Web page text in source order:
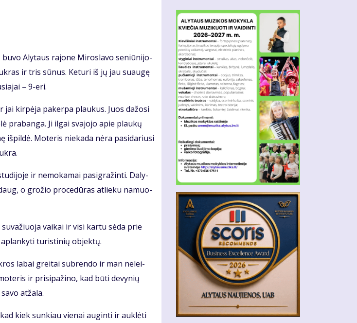
Aly­taus ra­jo­ne Mi­ros­la­vo se­niū­ni­jo­
ir tris sū­nus. Ke­tu­ri iš jų jau su­au­gę
– 9-eri.
kir­pė­ja pa­ker­pa plau­kus. Juos da­žo­si
pra­ban­ga. Ji il­gai sva­jo­jo apie plau­kų
iš­pil­dė. Mo­te­ris nie­ka­da nė­ra pa­si­da­riu­si
ir ne­mo­ka­mai pa­sig­ra­žin­ti. Da­ly­
o gro­žio pro­ce­dū­ras at­lie­ku na­muo­
vai­kai ir vi­si kar­tu sė­da prie
tu­ris­ti­nių ob­jek­tų.
la­bai grei­tai su­bren­do ir man ne­lei­
ir pri­si­pa­ži­no, kad bū­ti de­vy­nių
at­ža­la.
kiek sun­kiau vie­nai au­gin­ti ir auk­lė­ti